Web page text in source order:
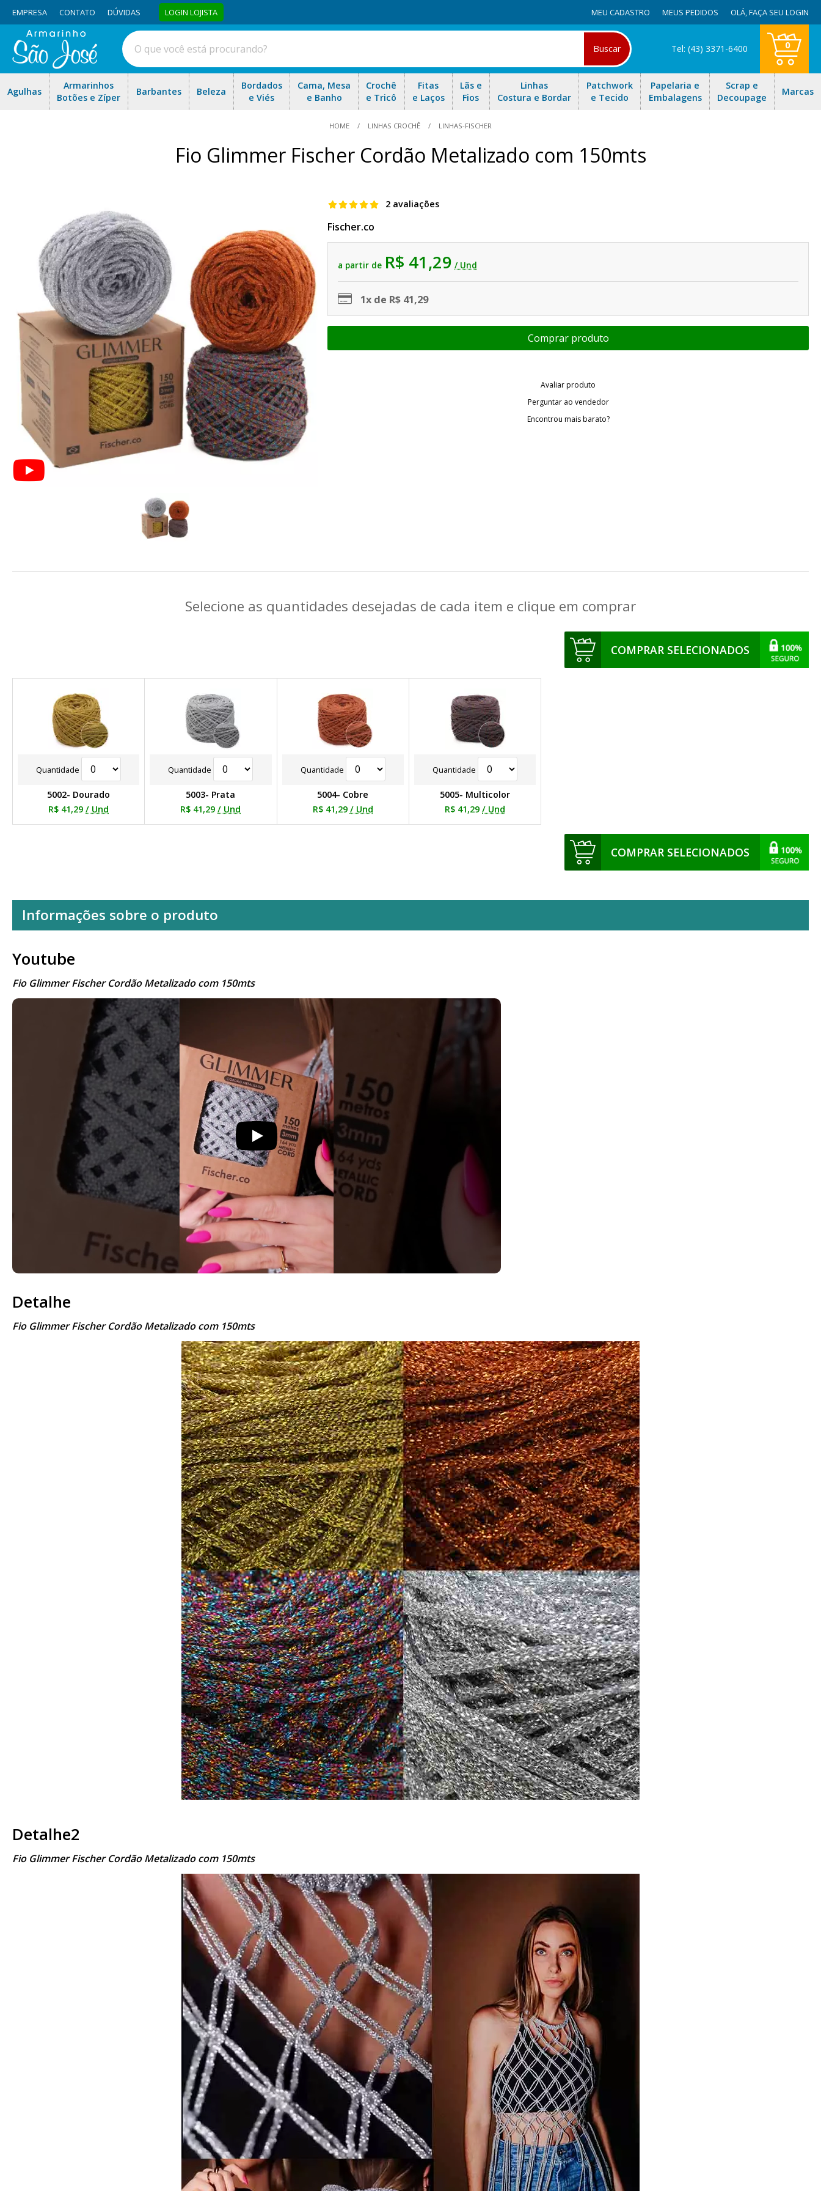
EMPRESA CONTATO DÚVIDAS LOGIN LOJISTA MEU CADASTRO MEUS PEDIDOS OLÁ,FAÇA SEU LOGIN
Buscar Tel: (43) 3371-6400 0
Agulhas
Armarinhos
Botões e Zíper
Barbantes Beleza
Bordados
e Viés
Cama, Mesa
e Banho
Crochê
e Tricô
Fitas
e Laços
Lãs e
Fios
Linhas
Costura e Bordar
Patchwork
e Tecido
Papelaria e
Embalagens
Scrap e
Decoupage
Marcas
HOME LINHAS CROCHÊ LINHAS-FISCHER
Fio Glimmer Fischer Cordão Metalizado com 150mts
2 avaliações
Fischer.co
a partir de R$ 41,29 / Und
1x de R$ 41,29
Avaliar produto
Perguntar ao vendedor
Encontrou mais barato?
Selecione as quantidades desejadas de cada item e clique em comprar
COMPRAR SELECIONADOS
Quantidade
5002- Dourado
R$ 41,29 / Und
Quantidade
5003- Prata
R$ 41,29 / Und
Quantidade
5004- Cobre
R$ 41,29 / Und
Quantidade
5005- Multicolor
R$ 41,29 / Und
COMPRAR SELECIONADOS
Informações sobre o produto
Youtube
Fio Glimmer Fischer Cordão Metalizado com 150mts
Detalhe
Fio Glimmer Fischer Cordão Metalizado com 150mts
Detalhe2
Fio Glimmer Fischer Cordão Metalizado com 150mts